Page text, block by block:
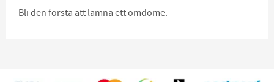
Bli den första att lämna ett omdöme.